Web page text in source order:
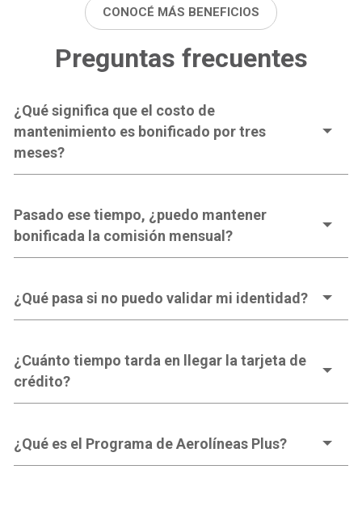
CONOCÉ MÁS BENEFICIOS
Preguntas frecuentes
¿Qué significa que el costo de
mantenimiento es bonificado por tres
meses?
Pasado ese tiempo, ¿puedo mantener
bonificada la comisión mensual?
¿Qué pasa si no puedo validar mi identidad?
¿Cuánto tiempo tarda en llegar la tarjeta de
crédito?
¿Qué es el Programa de Aerolíneas Plus?